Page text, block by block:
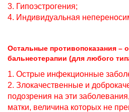
3. Гипоэстрогения;
4. Индивидуальная
Остальные противопоказания –
бальнеотерапии (для любого
1. Острые инфекционные
2. Злокачественные и
подозрения на эти
матки, величина которых не